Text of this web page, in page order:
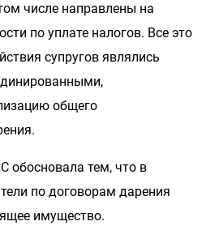
числе направлены на
по уплате налогов. Все это
супругов являлись
общего
обосновала тем, что в
по договорам дарения
имущество.